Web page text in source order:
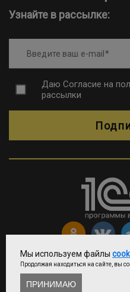
Узнайте в рассылке:
Введите ваш e-mail
Даю Согласие на
рассылки
Copyright © ООО
Мы используем файлы
Продолжая находиться на сайте, вы
ПРИНИМАЮ